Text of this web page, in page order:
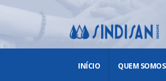
INÍCIO QUEM SOMOS